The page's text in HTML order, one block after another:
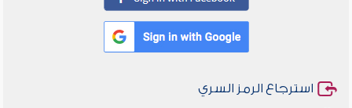
استرجاع الرمز السري